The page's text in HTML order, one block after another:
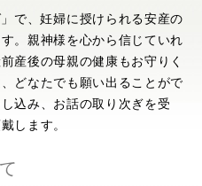
で、妊婦に授けられる安産の
。親神様を心から信じていれ
産後の母親の健康もお守りく
どなたでも願い出ることがで
込み、お話の取り次ぎを受
します。